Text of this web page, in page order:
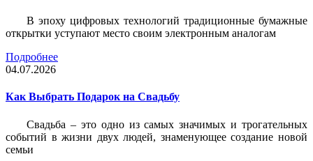
В эпоху цифровых технологий традиционные бумажные
открытки уступают место своим электронным аналогам
Подробнее
04.07.2026
Как Выбрать Подарок на Свадьбу
Свадьба – это одно из самых значимых и трогательных
событий в жизни двух людей, знаменующее создание новой
семьи